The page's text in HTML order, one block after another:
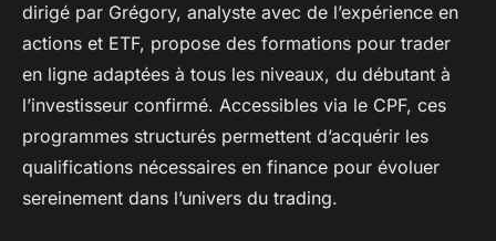
dirigé par Grégory, analyste avec de l’expérience en
actions et ETF, propose des formations pour trader
en ligne adaptées à tous les niveaux, du débutant à
l’investisseur confirmé. Accessibles via le CPF, ces
programmes structurés permettent d’acquérir les
qualifications nécessaires en finance pour évoluer
sereinement dans l’univers du trading.